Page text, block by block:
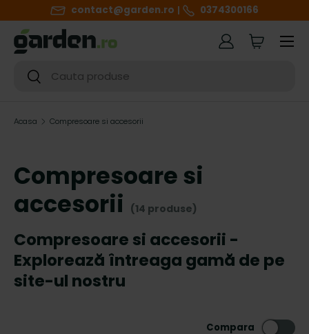
SARI LA CONTINUT
contact@garden.ro 0374300166
Cautare
Cautare
Autentificare
Cart
Meniul
Acasa Compresoare si accesorii
Compresoare si
accesorii (14 produse)
Compresoare si accesorii -
Explorează întreaga gamă de pe
site-ul nostru
Compara